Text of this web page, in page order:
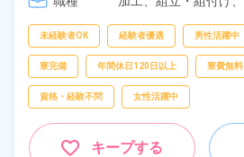
未経験者OK 経験者優遇 男性活躍中
寮完備 年間休日120日以上 寮費無料
資格・経験不問 女性活躍中
キープする